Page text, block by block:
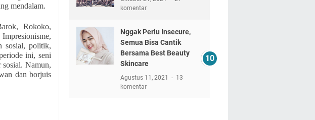
mendalam.
Rokoko,
sosial, politik,
ini, seni
sosial. Namun,
dan borjuis
komentar
Nggak Perlu Insecure,
Semua Bisa Cantik
Bersama Best Beauty
Skincare
Agustus 11, 2021
13
komentar